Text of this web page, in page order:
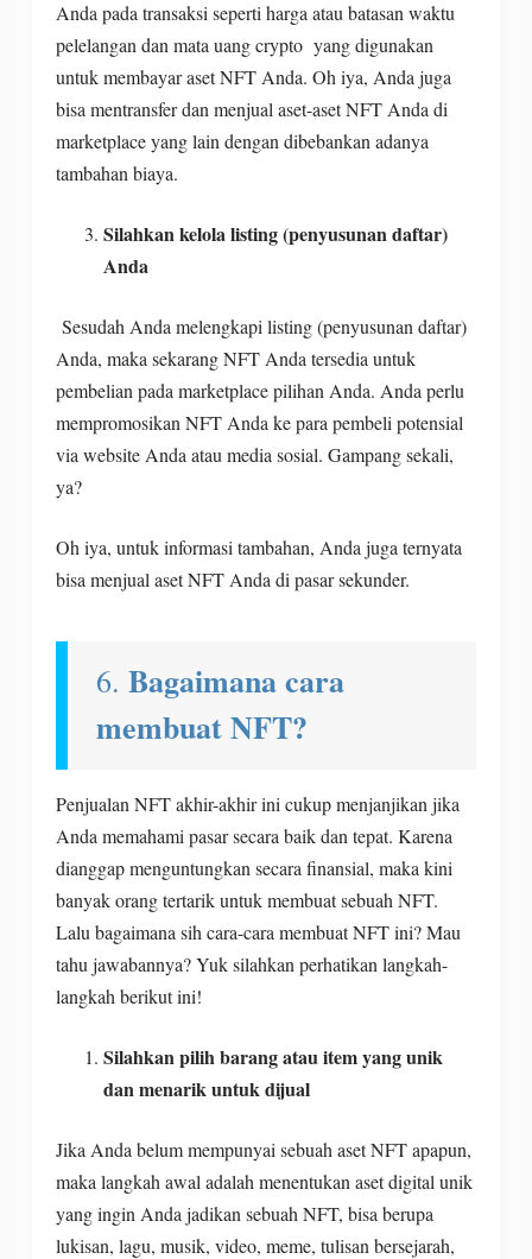
Anda pada transaksi seperti harga atau batasan waktu
pelelangan dan mata uang crypto yang digunakan
untuk membayar aset NFT Anda. Oh iya, Anda juga
bisa mentransfer dan menjual aset-aset NFT Anda di
marketplace yang lain dengan dibebankan adanya
tambahan biaya.
Silahkan kelola listing (penyusunan daftar)
Anda
Sesudah Anda melengkapi listing (penyusunan daftar)
Anda, maka sekarang NFT Anda tersedia untuk
pembelian pada marketplace pilihan Anda. Anda perlu
mempromosikan NFT Anda ke para pembeli potensial
via website Anda atau media sosial. Gampang sekali,
ya?
Oh iya, untuk informasi tambahan, Anda juga ternyata
bisa menjual aset NFT Anda di pasar sekunder.
6. Bagaimana cara
membuat NFT?
Penjualan NFT akhir-akhir ini cukup menjanjikan jika
Anda memahami pasar secara baik dan tepat. Karena
dianggap menguntungkan secara finansial, maka kini
banyak orang tertarik untuk membuat sebuah NFT.
Lalu bagaimana sih cara-cara membuat NFT ini? Mau
tahu jawabannya? Yuk silahkan perhatikan langkah-
langkah berikut ini!
Silahkan pilih barang atau item yang unik
dan menarik untuk dijual
Jika Anda belum mempunyai sebuah aset NFT apapun,
maka langkah awal adalah menentukan aset digital unik
yang ingin Anda jadikan sebuah NFT, bisa berupa
lukisan, lagu, musik, video, meme, tulisan bersejarah,